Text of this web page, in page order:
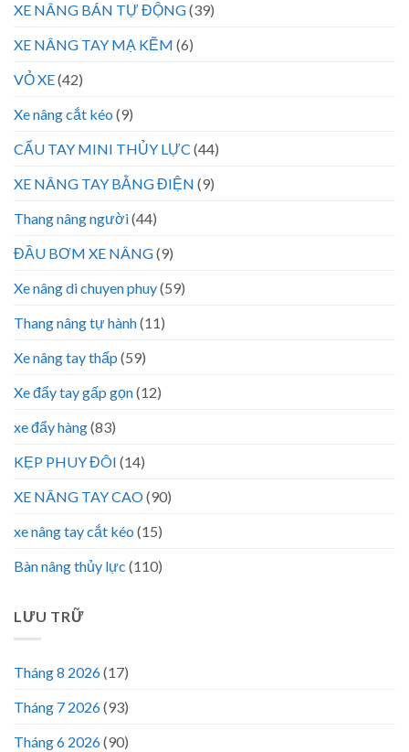
XE NÂNG BÁN TỰ ĐỘNG(39)
XE NÂNG TAY MẠ KẼM (6)
VỎ XE(42)
Xe nâng cắt kéo (9)
CẨU TAY MINI THỦY LỰC (44)
XE NÂNG TAY BẰNG ĐIỆN (9)
Thang nâng người(44)
ĐẦU BƠM XE NÂNG(9)
Xe nâng di chuyen phuy(59)
Thang nâng tự hành(11)
Xe nâng tay thấp (59)
Xe đẩy tay gấp gọn(12)
xe đẩy hàng(83)
KẸP PHUY ĐÔI (14)
XE NÂNG TAY CAO(90)
xe nâng tay cắt kéo (15)
Bàn nâng thủy lực (110)
LƯU TRỮ
Tháng 8 2026(17)
Tháng 7 2026(93)
Tháng 6 2026(90)